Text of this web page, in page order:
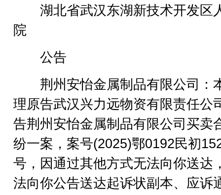
湖北省武汉东湖新技术开发区
院
公告
荆州安怡金属制品有限公司：
理原告武汉兴力远物资有限责任公
告荆州安怡金属制品有限公司买卖
纷一案，案号(2025)鄂0192民初
号，因通过其他方式无法向你送达
法向你公告送达起诉状副本、应诉